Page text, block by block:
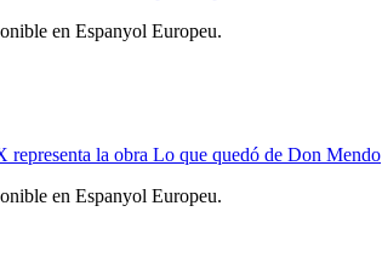
en Espanyol Europeu.
la obra Lo que quedó de Don Mendo
en Espanyol Europeu.